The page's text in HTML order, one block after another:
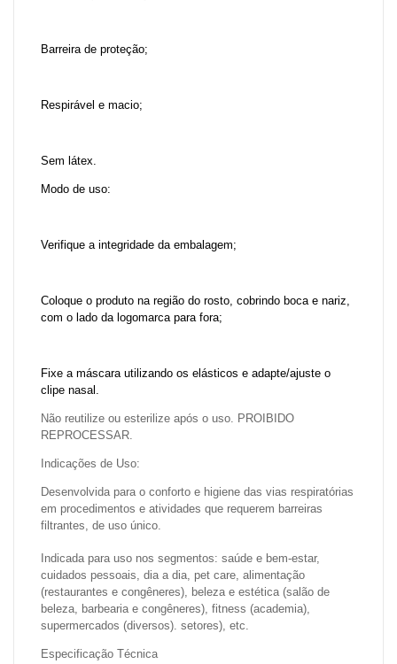
Barreira de proteção;
Respirável e macio;
Sem látex.
Modo de uso:
Verifique a integridade da embalagem;
Coloque o produto na região do rosto, cobrindo boca e nariz,
com o lado da logomarca para fora;
Fixe a máscara utilizando os elásticos e adapte/ajuste o
clipe nasal.
Não reutilize ou esterilize após o uso. PROIBIDO
REPROCESSAR.
Indicações de Uso:
Desenvolvida para o conforto e higiene das vias respiratórias
em procedimentos e atividades que requerem barreiras
filtrantes, de uso único.
Indicada para uso nos segmentos: saúde e bem-estar,
cuidados pessoais, dia a dia, pet care, alimentação
(restaurantes e congêneres), beleza e estética (salão de
beleza, barbearia e congêneres), fitness (academia),
supermercados (diversos). setores), etc.
Especificação Técnica